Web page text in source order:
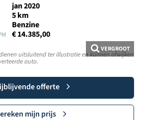
jan 2020
5 km
Benzine
€ 14.385,00
VERGROOT
uitsluitend ter illustratie en kunnen afwijken
auto.
offerte
mijn prijs